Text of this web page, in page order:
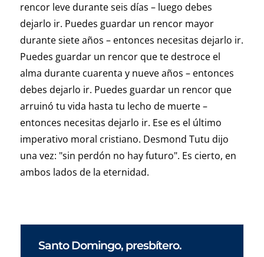
rencor leve durante seis días – luego debes
dejarlo ir. Puedes guardar un rencor mayor
durante siete años – entonces necesitas dejarlo ir.
Puedes guardar un rencor que te destroce el
alma durante cuarenta y nueve años – entonces
debes dejarlo ir. Puedes guardar un rencor que
arruinó tu vida hasta tu lecho de muerte –
entonces necesitas dejarlo ir. Ese es el último
imperativo moral cristiano. Desmond Tutu dijo
una vez: "sin perdón no hay futuro". Es cierto, en
ambos lados de la eternidad.
Santo Domingo, presbítero.